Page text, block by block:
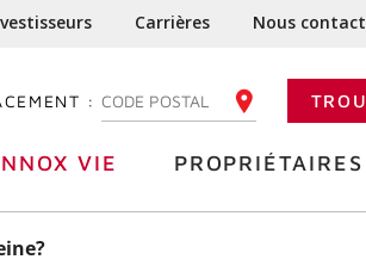
Carrières Nous
: ENTREZ VOTRE CODE POSTAL
VIE PROPRIÉTAIRES